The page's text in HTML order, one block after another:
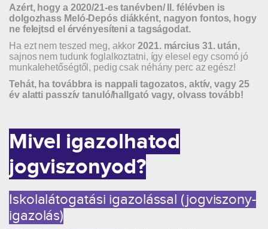
Azért, hogy a 2020/21-es tanévben/ II. félévben is
dolgozhass Meló-Depós diákként, nagyon fontos, hogy
ne felejtsd el érvényesíteni a tagságodat.
Ha ezt nem teszed meg, akkor2021. március 31. után,
sajnos nem tudunk foglalkoztatni, így elesel egy csomó jó
munkalehetőségtől, pedig csak néhány perc az egész!
Tehát, ha továbbra is nappali tagozatos, aktív, vagy 25
év alatti passzív tanuló/hallgató vagy, olvass tovább!
Mivel igazolhatod
jogviszonyod?
Iskolalátogatási igazolással (jogviszony-
igazolás)